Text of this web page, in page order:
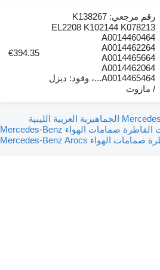
رقم مرجعي: K138267
EL2208 K102144 K078213
A0014460464
A0014462264
A0014465664
A0014462064
A0014465464...، وقود: ديزل
/ مازوت
€394.35
صمامات الهواء Mercedes-Benz Arocs الجماهيرية العربية الليبية
القاطرة
صمامات الهواء Mercedes-Benz
صمامات الهواء Mercedes-Benz Arocs